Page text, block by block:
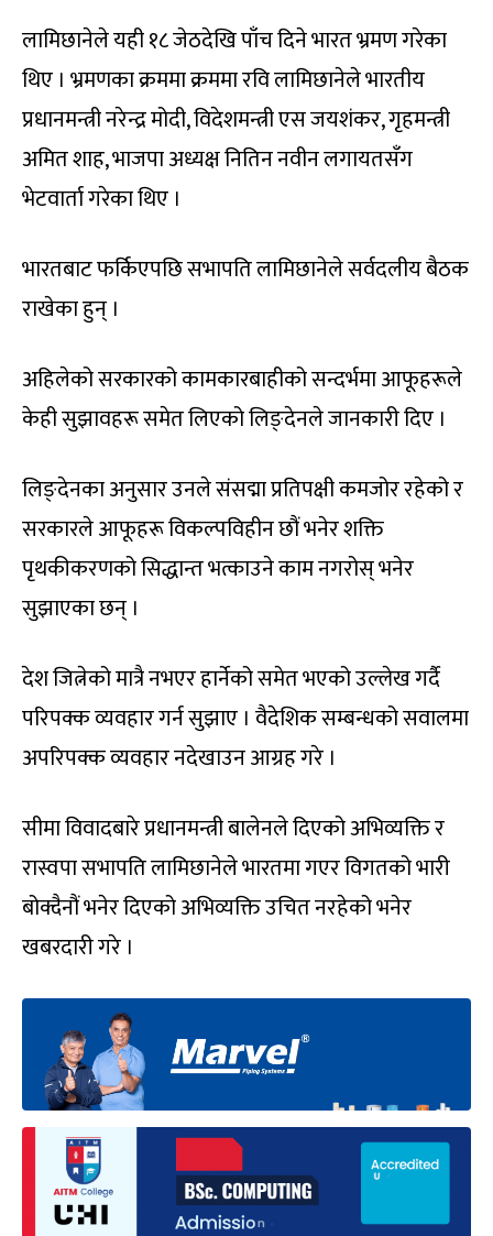
लामिछानेले यही १८ जेठदेखि पाँच दिने भारत भ्रमण गरेका
थिए । भ्रमणका क्रममा क्रममा रवि लामिछानेले भारतीय
प्रधानमन्त्री नरेन्द्र मोदी, विदेशमन्त्री एस जयशंकर, गृहमन्त्री
अमित शाह, भाजपा अध्यक्ष नितिन नवीन लगायतसँग
भेटवार्ता गरेका थिए ।
भारतबाट फर्किएपछि सभापति लामिछानेले सर्वदलीय बैठक
राखेका हुन् ।
अहिलेको सरकारको कामकारबाहीको सन्दर्भमा आफूहरूले
केही सुझावहरू समेत लिएको लिङ्देनले जानकारी दिए ।
लिङ्देनका अनुसार उनले संसद्मा प्रतिपक्षी कमजोर रहेको र
सरकारले आफूहरू विकल्पविहीन छौं भनेर शक्ति
पृथकीकरणको सिद्धान्त भत्काउने काम नगरोस् भनेर
सुझाएका छन् ।
देश जित्नेको मात्रै नभएर हार्नेको समेत भएको उल्लेख गर्दै
परिपक्क व्यवहार गर्न सुझाए । वैदेशिक सम्बन्धको सवालमा
अपरिपक्क व्यवहार नदेखाउन आग्रह गरे ।
सीमा विवादबारे प्रधानमन्त्री बालेनले दिएको अभिव्यक्ति र
रास्वपा सभापति लामिछानेले भारतमा गएर विगतको भारी
बोक्दैनौं भनेर दिएको अभिव्यक्ति उचित नरहेको भनेर
खबरदारी गरे ।